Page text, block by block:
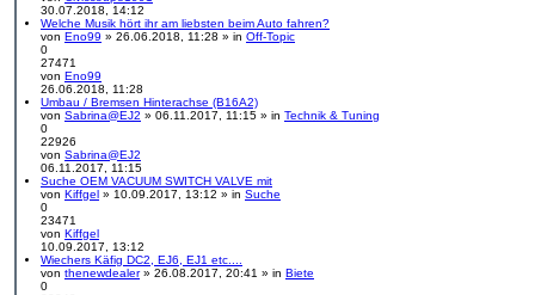
r
a
g
r
B
a
g
e
u
r
B
a
g
30.07.2018, 14:12
Welche Musik hört ihr am liebsten beim Auto fahren?
von Eno99 » 26.06.2018, 11:28 » in Off-Topic
0
27471
von Eno99
N
e
u
e
t
e
r
B
r
a
g
26.06.2018, 11:28
Umbau / Bremsen Hinterachse (B16A2)
von Sabrina@EJ2 » 06.11.2017, 11:15 » in Technik & Tuning
0
22926
von Sabrina@EJ2
e
u
r
B
06.11.2017, 11:15
Suche OEM VACUUM SWITCH VALVE mit
von Kiffgel » 10.09.2017, 13:12 » in Suche
0
23471
von Kiffgel
N
e
u
e
10.09.2017, 13:12
Wiechers Käfig DC2, EJ6, EJ1 etc....
von thenewdealer» 26.08.2017, 20:41 » in Biete
0